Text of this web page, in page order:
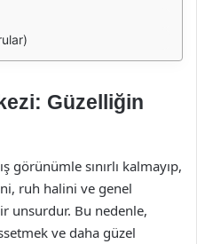
Güzelliğin
görünümle sınırlı kalmayıp,
ruh halini ve genel
unsurdur. Bu nedenle,
ve daha güzel